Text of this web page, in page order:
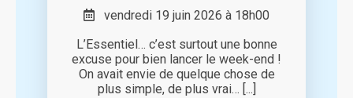
vendredi 19 juin 2026 à 18h00
L’Essentiel… c’est surtout une bonne
excuse pour bien lancer le week-end !
On avait envie de quelque chose de
plus simple, de plus vrai… [...]